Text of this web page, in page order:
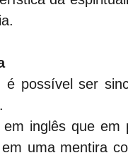
possível ser
inglês que em
uma mentira